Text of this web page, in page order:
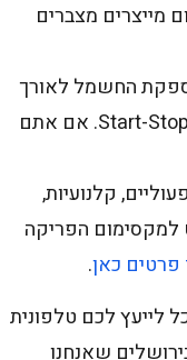
מייצרים מצברים
החשמל לאורך
זמן. בחלק ממצברי הג'ל מיושמת טכנולוגיה מתקדמת יותר (AGM,EFB) שמתאימה לרכבי Start-Stop. אם אתם
קלנועיות,
למקסימום הפריקה
פרטים כאן.
לייעץ לכם טלפונית
שאנחנו